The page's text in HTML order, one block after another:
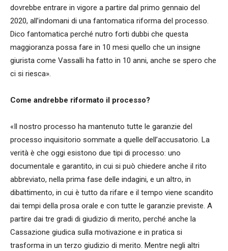
dovrebbe entrare in vigore a partire dal primo gennaio del
2020, all’indomani di una fantomatica riforma del processo.
Dico fantomatica perché nutro forti dubbi che questa
maggioranza possa fare in 10 mesi quello che un insigne
giurista come Vassalli ha fatto in 10 anni, anche se spero che
ci si riesca».
Come andrebbe riformato il processo?
«Il nostro processo ha mantenuto tutte le garanzie del
processo inquisitorio sommate a quelle dell’accusatorio. La
verità è che oggi esistono due tipi di processo: uno
documentale e garantito, in cui si può chiedere anche il rito
abbreviato, nella prima fase delle indagini, e un altro, in
dibattimento, in cui è tutto da rifare e il tempo viene scandito
dai tempi della prosa orale e con tutte le garanzie previste. A
partire dai tre gradi di giudizio di merito, perché anche la
Cassazione giudica sulla motivazione e in pratica si
trasforma in un terzo giudizio di merito. Mentre negli altri